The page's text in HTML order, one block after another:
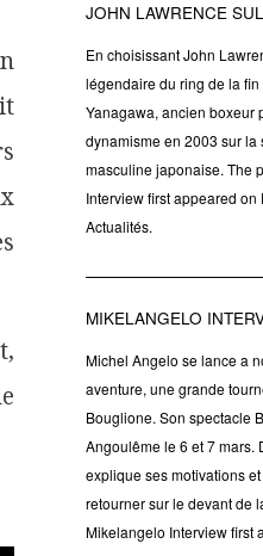
JOHN LAWRENCE
En choisissant John
légendaire du ring de la
Yanagawa, ancien boxeur
dynamisme en 2003 sur
masculine japonaise. The
Interview first appeared on
Actualités.
MIKELANGELO
Michel Angelo se lance a
aventure, une grande
Bouglione. Son spectacle
Angoulême le 6 et 7 mars.
explique ses motivations
retourner sur le devant de
Mikelangelo Interview first